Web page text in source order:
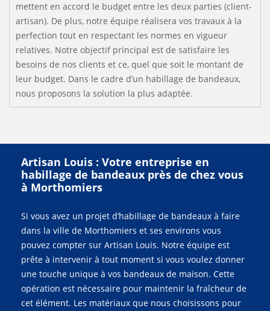
mettent en accord le budget entre les deux parties (client-
artisan). De plus, notre équipe réalisera vos travaux à la
perfection tout en respectant les normes en vigueur
relatives. Notre objectif principal est de satisfaire les
besoins de nos clients et ce, quel que soit le montant de
leur budget. Dans le cadre d’un habillage de bandeaux,
nous proposons la solution la plus adaptée.
Artisan Louis : Votre entreprise en
habillage de bandeaux près de chez vous
à Morthomiers
Si vous avez un projet d’habillage de bandeaux à faire
dans la ville de Morthomiers et ses environs vous
pouvez compter sur Artisan Louis. Notre équipe est
prête à intervenir à tout moment si vous voulez donner
une touche unique à vos bandeaux de maison. Cette
opération est nécessaire pour maintenir la fraîcheur de
cet élément. Les matériaux que nous choisissons pour